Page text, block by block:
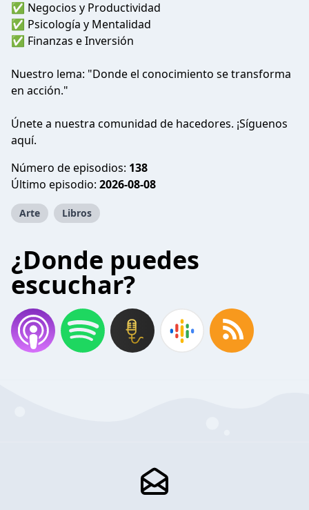
✅ Negocios y Productividad
✅ Psicología y Mentalidad
✅ Finanzas e Inversión
Nuestro lema: "Donde el conocimiento se transforma
en acción."
Únete a nuestra comunidad de hacedores. ¡Síguenos
aquí.
Número de episodios: 138
Último episodio: 2026-08-08
Arte Libros
¿Donde puedes
escuchar?